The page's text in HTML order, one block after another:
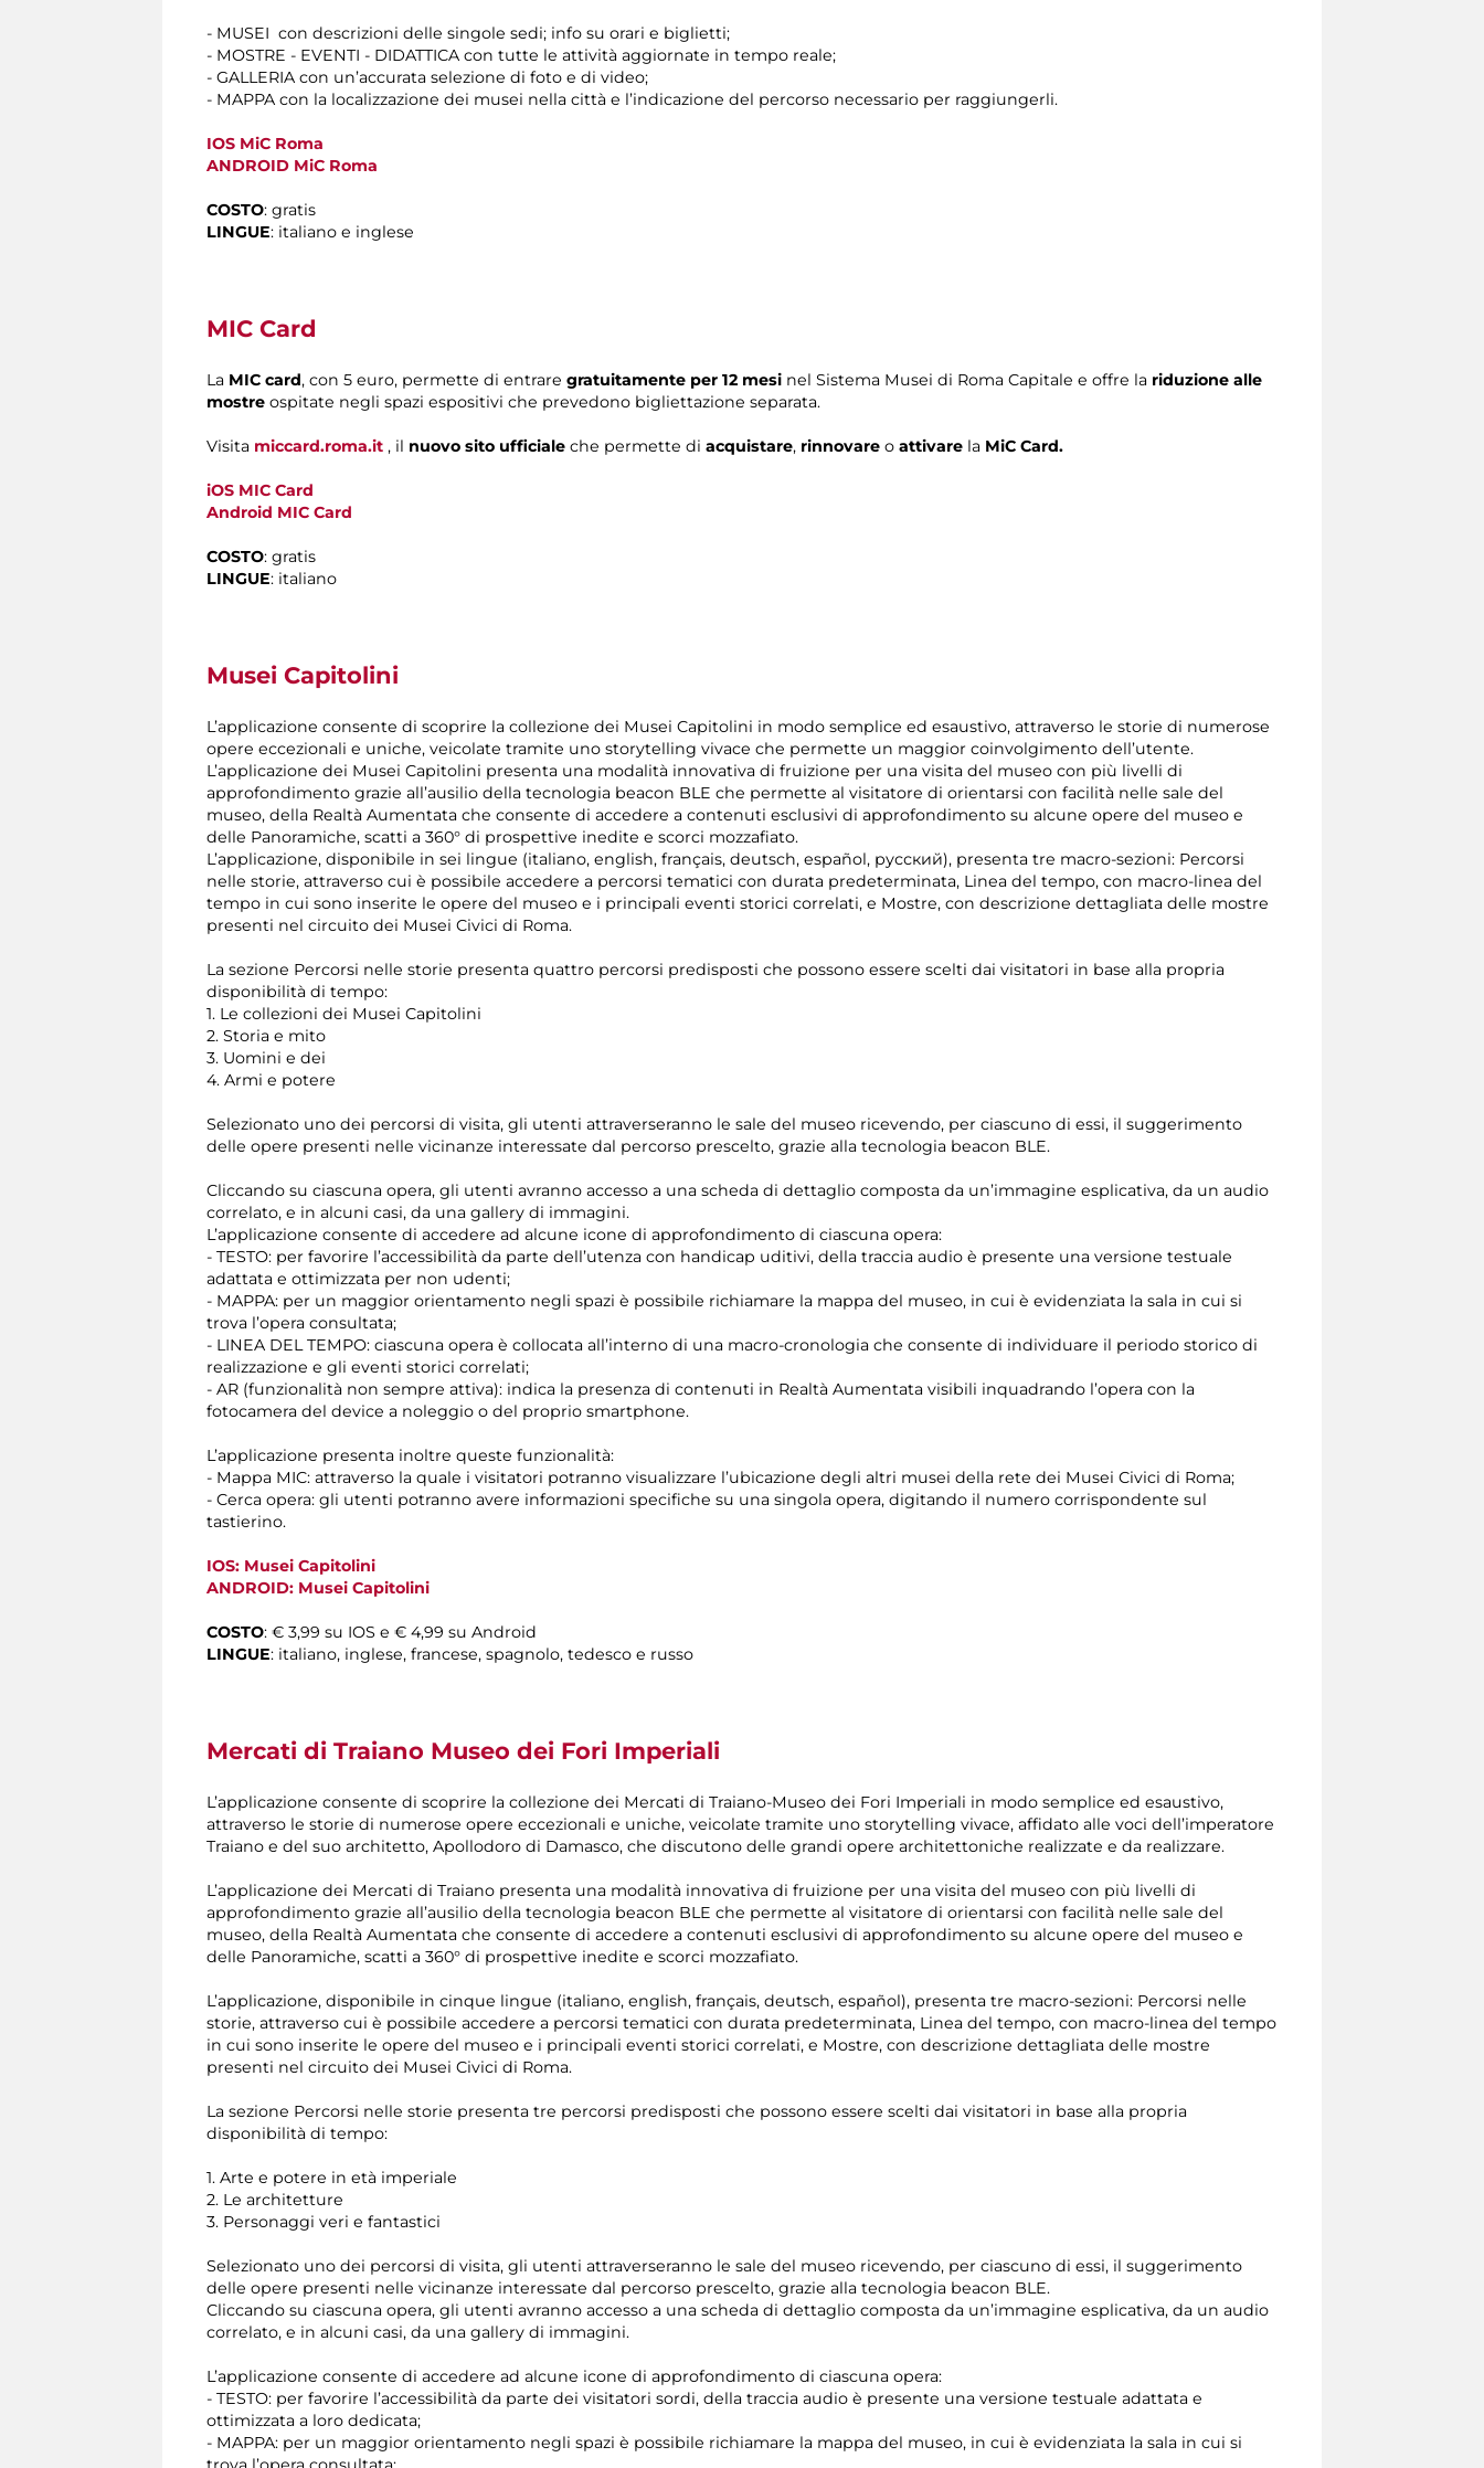
- MUSEI con descrizioni delle singole sedi; info su orari e biglietti;
- MOSTRE - EVENTI - DIDATTICA con tutte le attività aggiornate in tempo reale;
- GALLERIA con un’accurata selezione di foto e di video;
- MAPPA con la localizzazione dei musei nella città e l’indicazione del percorso necessario per raggiungerli.
IOS MiC Roma
ANDROID MiC Roma
COSTO: gratis
LINGUE: italiano e inglese
MIC Card
La MIC card, con 5 euro, permette di entrare gratuitamente per 12 mesi nel Sistema Musei di Roma Capitale e offre la riduzione alle
mostre ospitate negli spazi espositivi che prevedono bigliettazione separata.
Visita miccard.roma.it , il nuovo sito ufficiale che permette di acquistare, rinnovare o attivare la MiC Card.
iOS MIC Card
Android MIC Card
COSTO: gratis
LINGUE: italiano
Musei Capitolini
L’applicazione consente di scoprire la collezione dei Musei Capitolini in modo semplice ed esaustivo, attraverso le storie di numerose
opere eccezionali e uniche, veicolate tramite uno storytelling vivace che permette un maggior coinvolgimento dell’utente.
L’applicazione dei Musei Capitolini presenta una modalità innovativa di fruizione per una visita del museo con più livelli di
approfondimento grazie all’ausilio della tecnologia beacon BLE che permette al visitatore di orientarsi con facilità nelle sale del
museo, della Realtà Aumentata che consente di accedere a contenuti esclusivi di approfondimento su alcune opere del museo e
delle Panoramiche, scatti a 360° di prospettive inedite e scorci mozzafiato.
L’applicazione, disponibile in sei lingue (italiano, english, français, deutsch, español, русский), presenta tre macro-sezioni: Percorsi
nelle storie, attraverso cui è possibile accedere a percorsi tematici con durata predeterminata, Linea del tempo, con macro-linea del
tempo in cui sono inserite le opere del museo e i principali eventi storici correlati, e Mostre, con descrizione dettagliata delle mostre
presenti nel circuito dei Musei Civici di Roma.
La sezione Percorsi nelle storie presenta quattro percorsi predisposti che possono essere scelti dai visitatori in base alla propria
disponibilità di tempo:
1. Le collezioni dei Musei Capitolini
2. Storia e mito
3. Uomini e dei
4. Armi e potere
Selezionato uno dei percorsi di visita, gli utenti attraverseranno le sale del museo ricevendo, per ciascuno di essi, il suggerimento
delle opere presenti nelle vicinanze interessate dal percorso prescelto, grazie alla tecnologia beacon BLE.
Cliccando su ciascuna opera, gli utenti avranno accesso a una scheda di dettaglio composta da un’immagine esplicativa, da un audio
correlato, e in alcuni casi, da una gallery di immagini.
L’applicazione consente di accedere ad alcune icone di approfondimento di ciascuna opera:
- TESTO: per favorire l’accessibilità da parte dell’utenza con handicap uditivi, della traccia audio è presente una versione testuale
adattata e ottimizzata per non udenti;
- MAPPA: per un maggior orientamento negli spazi è possibile richiamare la mappa del museo, in cui è evidenziata la sala in cui si
trova l’opera consultata;
- LINEA DEL TEMPO: ciascuna opera è collocata all’interno di una macro-cronologia che consente di individuare il periodo storico di
realizzazione e gli eventi storici correlati;
- AR (funzionalità non sempre attiva): indica la presenza di contenuti in Realtà Aumentata visibili inquadrando l’opera con la
fotocamera del device a noleggio o del proprio smartphone.
L’applicazione presenta inoltre queste funzionalità:
- Mappa MIC: attraverso la quale i visitatori potranno visualizzare l’ubicazione degli altri musei della rete dei Musei Civici di Roma;
- Cerca opera: gli utenti potranno avere informazioni specifiche su una singola opera, digitando il numero corrispondente sul
tastierino.
IOS: Musei Capitolini
ANDROID: Musei Capitolini
COSTO: € 3,99 su IOS e € 4,99 su Android
LINGUE: italiano, inglese, francese, spagnolo, tedesco e russo
Mercati di Traiano Museo dei Fori Imperiali
L’applicazione consente di scoprire la collezione dei Mercati di Traiano-Museo dei Fori Imperiali in modo semplice ed esaustivo,
attraverso le storie di numerose opere eccezionali e uniche, veicolate tramite uno storytelling vivace, affidato alle voci dell’imperatore
Traiano e del suo architetto, Apollodoro di Damasco, che discutono delle grandi opere architettoniche realizzate e da realizzare.
L’applicazione dei Mercati di Traiano presenta una modalità innovativa di fruizione per una visita del museo con più livelli di
approfondimento grazie all’ausilio della tecnologia beacon BLE che permette al visitatore di orientarsi con facilità nelle sale del
museo, della Realtà Aumentata che consente di accedere a contenuti esclusivi di approfondimento su alcune opere del museo e
delle Panoramiche, scatti a 360° di prospettive inedite e scorci mozzafiato.
L’applicazione, disponibile in cinque lingue (italiano, english, français, deutsch, español), presenta tre macro-sezioni: Percorsi nelle
storie, attraverso cui è possibile accedere a percorsi tematici con durata predeterminata, Linea del tempo, con macro-linea del tempo
in cui sono inserite le opere del museo e i principali eventi storici correlati, e Mostre, con descrizione dettagliata delle mostre
presenti nel circuito dei Musei Civici di Roma.
La sezione Percorsi nelle storie presenta tre percorsi predisposti che possono essere scelti dai visitatori in base alla propria
disponibilità di tempo:
1. Arte e potere in età imperiale
2. Le architetture
3. Personaggi veri e fantastici
Selezionato uno dei percorsi di visita, gli utenti attraverseranno le sale del museo ricevendo, per ciascuno di essi, il suggerimento
delle opere presenti nelle vicinanze interessate dal percorso prescelto, grazie alla tecnologia beacon BLE.
Cliccando su ciascuna opera, gli utenti avranno accesso a una scheda di dettaglio composta da un’immagine esplicativa, da un audio
correlato, e in alcuni casi, da una gallery di immagini.
L’applicazione consente di accedere ad alcune icone di approfondimento di ciascuna opera:
- TESTO: per favorire l’accessibilità da parte dei visitatori sordi, della traccia audio è presente una versione testuale adattata e
ottimizzata a loro dedicata;
- MAPPA: per un maggior orientamento negli spazi è possibile richiamare la mappa del museo, in cui è evidenziata la sala in cui si